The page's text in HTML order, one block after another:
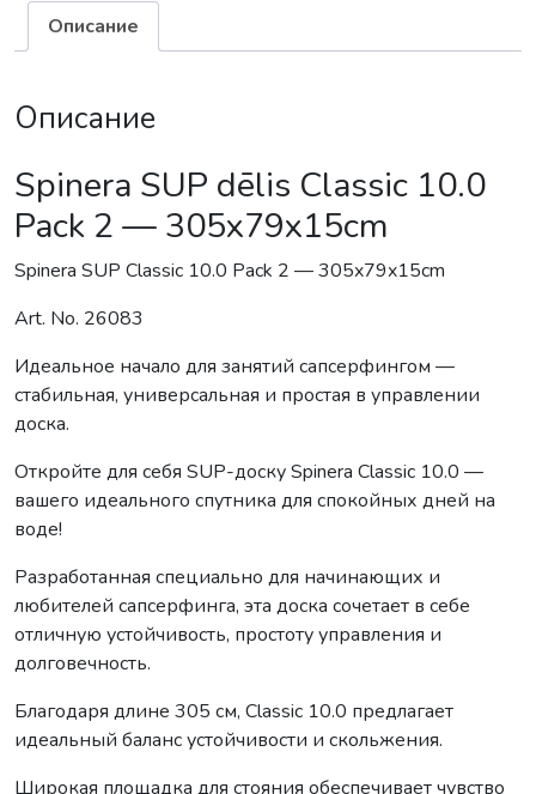
Описание
Описание
Spinera SUP dēlis Classic 10.0
Pack 2 — 305x79x15cm
Spinera SUP Classic 10.0 Pack 2 — 305x79x15cm
Art. No. 26083
Идеальное начало для занятий сапсерфингом —
стабильная, универсальная и простая в управлении
доска.
Откройте для себя SUP-доску Spinera Classic 10.0 —
вашего идеального спутника для спокойных дней на
воде!
Разработанная специально для начинающих и
любителей сапсерфинга, эта доска сочетает в себе
отличную устойчивость, простоту управления и
долговечность.
Благодаря длине 305 см, Classic 10.0 предлагает
идеальный баланс устойчивости и скольжения.
Широкая площадка для стояния обеспечивает чувство